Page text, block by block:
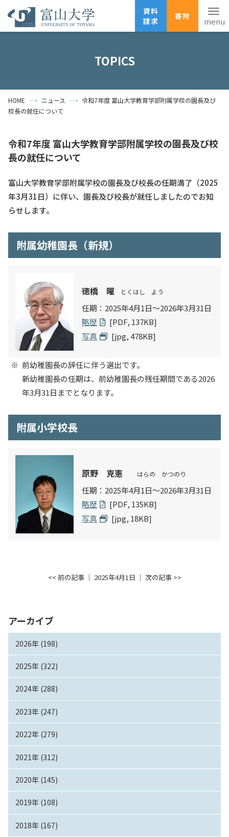
資料
請求
寄附
資料請求
寄附
広報刊行物
受験生の方 地域・一般の方 企業・研究者の方
卒業生の方
大学紹介
入試情報
研究・産学官連携
国際交流・留学
TOPICS
HOME ニュース
令和7年度 富山大学教育学部附属学校の園長及び
校長の就任について
アーカイブ
2026年 (198)
2025年 (322)
2024年 (288)
2023年 (247)
2022年 (279)
2021年 (312)
2020年 (145)
2019年 (108)
2018年 (167)
令和7年度 富山大学教育学部附属学校の園長及び校
長の就任について
富山大学教育学部附属学校の園長及び校長の任期満了（2025
年3月31日）に伴い、園長及び校長が就任しましたのでお知
らせします。
附属幼稚園長（新規）
徳橋 曜 とくはし よう
任期：2025年4月1日～2026年3月31日
略歴
[PDF, 137KB]
写真
[jpg, 478KB]
前幼稚園長の辞任に伴う選出です。
新幼稚園長の任期は、前幼稚園長の残任期間である2026
年3月31日までとなります。
附属小学校長
原野 克憲 はらの かつのり
任期：2025年4月1日～2026年3月31日
略歴
[PDF, 135KB]
写真
[jpg, 18KB]
<< 前の記事│ 2025年4月1日 │ 次の記事 >>